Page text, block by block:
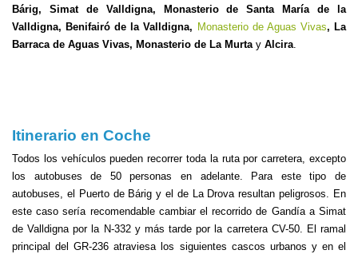
Bárig, Simat de Valldigna, Monasterio de Santa María de la
Valldigna, Benifairó de la Valldigna, Monasterio de Aguas Vivas, La
Barraca de Aguas Vivas, Monasterio de La Murtay Alcira.
Itinerario en Coche
Todos los vehículos pueden recorrer toda la ruta por carretera, excepto
los autobuses de 50 personas en adelante. Para este tipo de
autobuses, el Puerto de Bárig y el de La Drova resultan peligrosos. En
este caso sería recomendable cambiar el recorrido de Gandía a Simat
de Valldigna por la N-332 y más tarde por la carretera CV-50. El ramal
principal del GR-236 atraviesa los siguientes cascos urbanos y en el